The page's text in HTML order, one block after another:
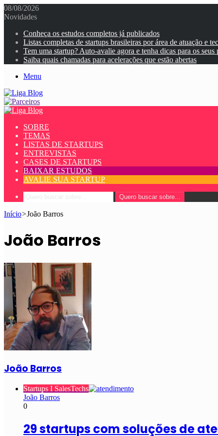
08/08/2026
Novidades
Conheça os estudos completos já publicados
Listas completas de startups brasileiras por área de atuação e
Tem uma startup? Auto-avalie agora e tenha dicas para os seus
Saiba quais chamadas para acelerações que estão abertas
Menu
SOBRE
TEMAS
LISTAS DE STARTUPS
ENTREVISTAS
CASES DE STARTUPS
BAIXAR ESTUDOS
AVALIE SUA STARTUP
Quero buscar sobre...
Início>João Barros
João Barros
João Barros
Startups I SalesTechs
João Barros
0
29 startups com soluções de